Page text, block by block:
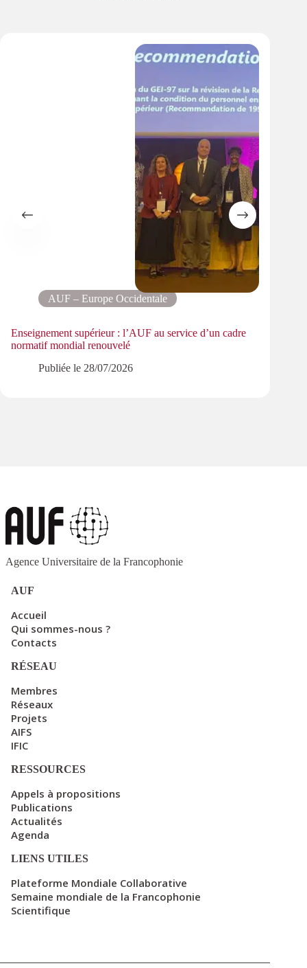
AUF – Europe Occidentale
Enseignement supérieur : l’AUF au service d’un cadre
normatif mondial renouvelé
Publiée le 28/07/2026
Agence Universitaire de la Francophonie
AUF
Accueil
Qui sommes-nous ?
Contacts
RÉSEAU
Membres
Réseaux
Projets
AIFS
IFIC
RESSOURCES
Appels à propositions
Publications
Actualités
Agenda
LIENS UTILES
Plateforme Mondiale Collaborative
Semaine mondiale de la Francophonie
Scientifique